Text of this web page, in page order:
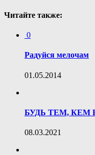
Читайте также:
0
Радуйся мелочам
01.05.2014
БУДЬ ТЕМ, КЕМ
08.03.2021